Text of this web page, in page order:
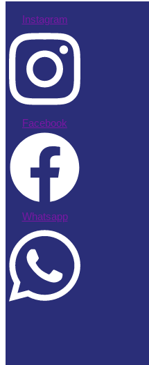
Instagram
Facebook
Whatsapp